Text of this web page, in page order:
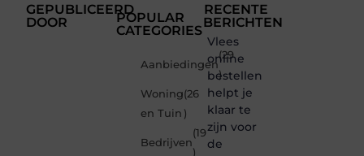
GEPUBLICEERD
DOOR
POPULAR
CATEGORIES
Aanbiedingen
(29
)
Woning
en Tuin
(26
)
Bedrijven
(19
)
RECENTE
BERICHTEN
Vlees
online
bestellen
helpt je
klaar te
zijn voor
de